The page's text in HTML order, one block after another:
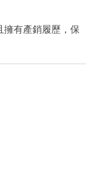
擁有產銷履歷，保